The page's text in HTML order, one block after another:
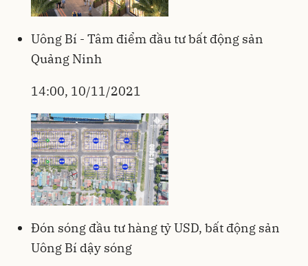
Uông Bí - Tâm điểm đầu tư bất động sản
Quảng Ninh
14:00, 10/11/2021
Đón sóng đầu tư hàng tỷ USD, bất động sản
Uông Bí dậy sóng